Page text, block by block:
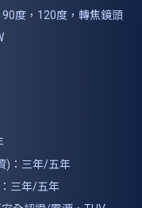
度，120度，轉焦鏡頭
)：三年/五年
三年/五年